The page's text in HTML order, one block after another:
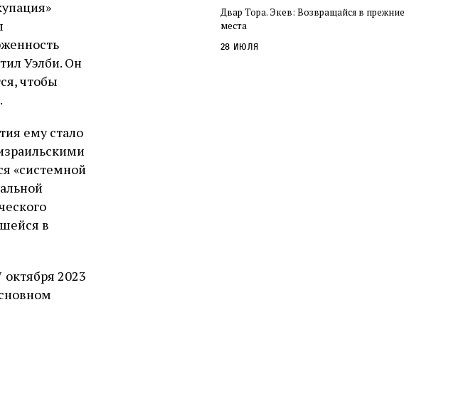
Уэлби. Он
чтобы
ему стало
«системной
в
2023
слово в переводе Библии
Двар Тора. Экев: Возвращайся в прежние
места
28 июля